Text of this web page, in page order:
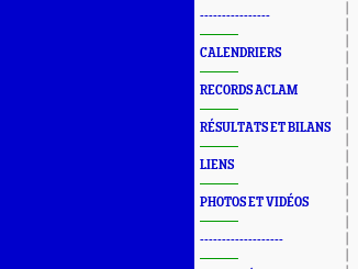
----------------
CALENDRIERS
RECORDS ACLAM
RÉSULTATS ET BILANS
LIENS
PHOTOS ET VIDÉOS
-------------------